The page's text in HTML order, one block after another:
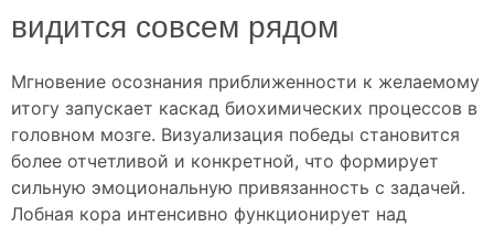
видится совсем рядом
Мгновение осознания приближенности к желаемому
итогу запускает каскад биохимических процессов в
головном мозге. Визуализация победы становится
более отчетливой и конкретной, что формирует
сильную эмоциональную привязанность с задачей.
Лобная кора интенсивно функционирует над